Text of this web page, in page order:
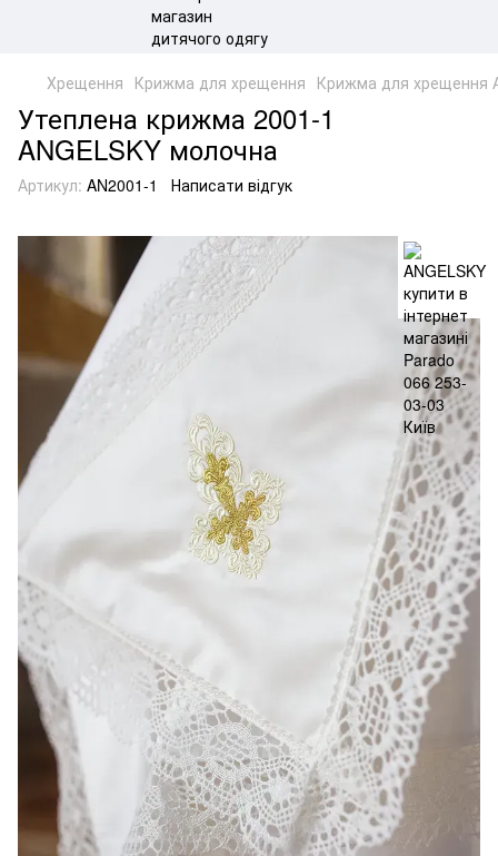
Хрещення Крижма для хрещення Крижма для хрещення
Утеплена крижма 2001-1
ANGELSKY молочна
Артикул: AN2001-1 Написати відгук